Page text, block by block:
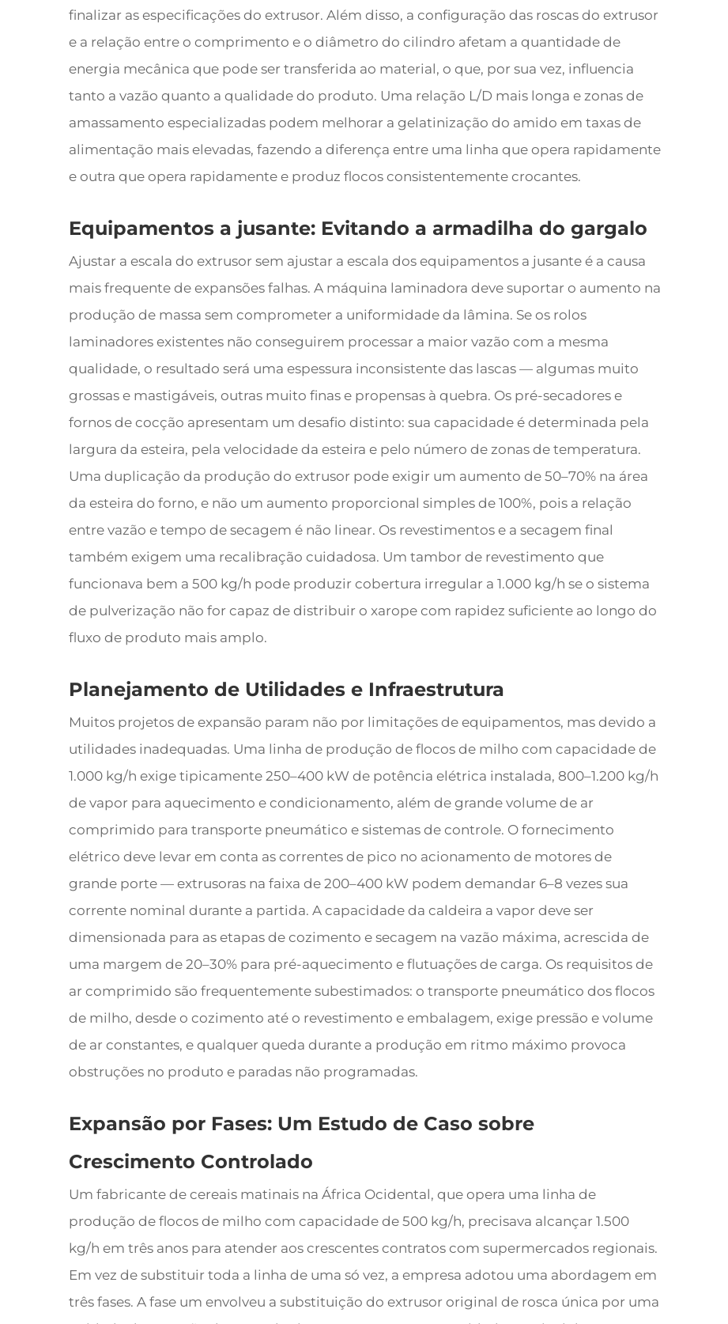
finalizar as especificações do extrusor. Além disso, a configuração das roscas do extrusor
e a relação entre o comprimento e o diâmetro do cilindro afetam a quantidade de
energia mecânica que pode ser transferida ao material, o que, por sua vez, influencia
tanto a vazão quanto a qualidade do produto. Uma relação L/D mais longa e zonas de
amassamento especializadas podem melhorar a gelatinização do amido em taxas de
alimentação mais elevadas, fazendo a diferença entre uma linha que opera rapidamente
e outra que opera rapidamente e produz flocos consistentemente crocantes.
Equipamentos a jusante: Evitando a armadilha do gargalo
Ajustar a escala do extrusor sem ajustar a escala dos equipamentos a jusante é a causa
mais frequente de expansões falhas. A máquina laminadora deve suportar o aumento na
produção de massa sem comprometer a uniformidade da lâmina. Se os rolos
laminadores existentes não conseguirem processar a maior vazão com a mesma
qualidade, o resultado será uma espessura inconsistente das lascas — algumas muito
grossas e mastigáveis, outras muito finas e propensas à quebra. Os pré-secadores e
fornos de cocção apresentam um desafio distinto: sua capacidade é determinada pela
largura da esteira, pela velocidade da esteira e pelo número de zonas de temperatura.
Uma duplicação da produção do extrusor pode exigir um aumento de 50–70% na área
da esteira do forno, e não um aumento proporcional simples de 100%, pois a relação
entre vazão e tempo de secagem é não linear. Os revestimentos e a secagem final
também exigem uma recalibração cuidadosa. Um tambor de revestimento que
funcionava bem a 500 kg/h pode produzir cobertura irregular a 1.000 kg/h se o sistema
de pulverização não for capaz de distribuir o xarope com rapidez suficiente ao longo do
fluxo de produto mais amplo.
Planejamento de Utilidades e Infraestrutura
Muitos projetos de expansão param não por limitações de equipamentos, mas devido a
utilidades inadequadas. Uma linha de produção de flocos de milho com capacidade de
1.000 kg/h exige tipicamente 250–400 kW de potência elétrica instalada, 800–1.200 kg/h
de vapor para aquecimento e condicionamento, além de grande volume de ar
comprimido para transporte pneumático e sistemas de controle. O fornecimento
elétrico deve levar em conta as correntes de pico no acionamento de motores de
grande porte — extrusoras na faixa de 200–400 kW podem demandar 6–8 vezes sua
corrente nominal durante a partida. A capacidade da caldeira a vapor deve ser
dimensionada para as etapas de cozimento e secagem na vazão máxima, acrescida de
uma margem de 20–30% para pré-aquecimento e flutuações de carga. Os requisitos de
ar comprimido são frequentemente subestimados: o transporte pneumático dos flocos
de milho, desde o cozimento até o revestimento e embalagem, exige pressão e volume
de ar constantes, e qualquer queda durante a produção em ritmo máximo provoca
obstruções no produto e paradas não programadas.
Expansão por Fases: Um Estudo de Caso sobre
Crescimento Controlado
Um fabricante de cereais matinais na África Ocidental, que opera uma linha de
produção de flocos de milho com capacidade de 500 kg/h, precisava alcançar 1.500
kg/h em três anos para atender aos crescentes contratos com supermercados regionais.
Em vez de substituir toda a linha de uma só vez, a empresa adotou uma abordagem em
três fases. A fase um envolveu a substituição do extrusor original de rosca única por uma